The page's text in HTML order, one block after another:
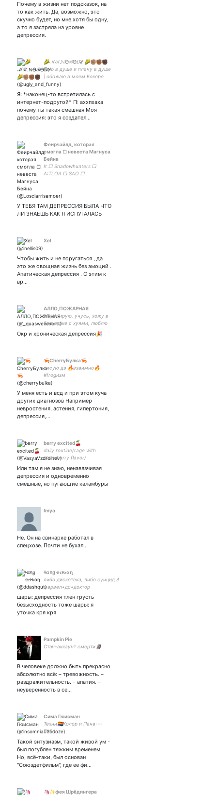
прекрасно. по уши
влюблена в ночь, потому
что она изумительна, и
ещё потому что только
ночью люди искренни.
Почему в жизни нет подсказок, на
то как жить. Да, возможно, это
скучно будет, но мне хотя бы одну,
а то я застряла на уровне
депрессия.
🌽ℳℛ.ℕᎾℬᎾⅅᎽ 🌽✊🏽✊🏾✊🏿
Пою в душе и плачу в душе
| обожаю в моем Кокоро
взаимная~ я очень устала
Я: *наконец-то встретилась с
интернет-подругой* П: аххпхаха
почему ты такая смешная Моя
депрессия: это я создател…
Феирчайлд, которая
смогла □ невеста Магнуса
Бейна
It □ Shadowhunters □
A:TLOA □ SAO □
paradatai: □ жена: □
У ТЕБЯ ТАМ ДЕПРЕССИЯ БЫЛА ЧТО
ЛИ ЗНАЕШЬ КАК Я ИСПУГАЛАСЬ
Хеl
Чтобы жить и не поругаться , да
это же овощная жизнь без эмоций .
Апатическая депрессия . С этим к
вр…
АЛЛО,ПОЖАРНАЯ
Медитирую, учусь, хожу в
бельишке с хуями, люблю
Окр и хроническая депрессия🎉
🦐CherryБулка🦐
рисую дэ 🔥взаимно🔥
#frogизм
У меня есть и всд и при этом куча
других диагнозов Например
невростения, астения, гипертония,
депрессия,…
berry excited🍒
daily routine/rage with
strawberry flavor/
far/🐥✨🏳️‍🌈 love gotham now
(and star trek forever)
Или там я не знаю, ненавязчивая
депрессия и одновременно
смешные, но пугающие каламбуры
Imya
Не. Он на свинарке работал в
спецхозе. Почти не бухал…
ɬαടყ ҽ𝜏ԋαɳ
либо дискотека, либо суицид ∆
марвел•дс•доктор
амбрелла•благие знамения•la casa
de papel ∆
шары: депрессия тлен грусть
безысходность тоже шары: я
уточка кря кря
Pampkin Pie
Стэн-аккаунт смерти🗿
В человеке должно быть прекрасно
абсолютно всё: – тревожность. –
раздражительность. – апатия. –
неуверенность в се…
Сима Гюисман
Техни🏳️‍🌈Колор и Пана---
Вижн
Такой энтузиазм, такой живой ум -
был погублен тяжким временем.
Но, всё-таки, был основан
"Союздетфильм", где ее фи…
🦄✨фея Шрёдингера